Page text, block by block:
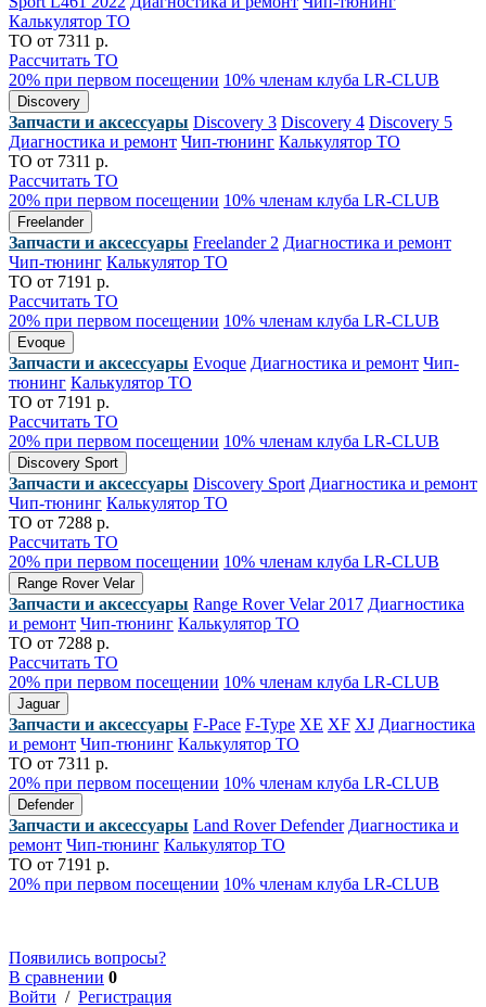
Калькулятор ТО
ТО от 7311 р.
Рассчитать ТО
20% при первом посещении 10% членам клуба LR-CLUB
Discovery
Запчасти и аксессуары Discovery 3 Discovery 4 Discovery 5
Диагностика и ремонт Чип-тюнинг Калькулятор ТО
ТО от 7311 р.
Рассчитать ТО
20% при первом посещении 10% членам клуба LR-CLUB
Freelander
Запчасти и аксессуары Freelander 2 Диагностика и ремонт
Чип-тюнинг Калькулятор ТО
ТО от 7191 р.
Рассчитать ТО
20% при первом посещении 10% членам клуба LR-CLUB
Evoque
Запчасти и аксессуары Evoque Диагностика и ремонт Чип-
тюнинг Калькулятор ТО
ТО от 7191 р.
Рассчитать ТО
20% при первом посещении 10% членам клуба LR-CLUB
Discovery Sport
Запчасти и аксессуары Discovery Sport Диагностика и ремонт
Чип-тюнинг Калькулятор ТО
ТО от 7288 р.
Рассчитать ТО
20% при первом посещении 10% членам клуба LR-CLUB
Range Rover Velar
Запчасти и аксессуары Range Rover Velar 2017 Диагностика
и ремонт Чип-тюнинг Калькулятор ТО
ТО от 7288 р.
Рассчитать ТО
20% при первом посещении 10% членам клуба LR-CLUB
Jaguar
Запчасти и аксессуары F-Pace F-Type XE XF XJ Диагностика
и ремонт Чип-тюнинг Калькулятор ТО
ТО от 7311 р.
20% при первом посещении 10% членам клуба LR-CLUB
Defender
Запчасти и аксессуары Land Rover Defender Диагностика и
ремонт Чип-тюнинг Калькулятор ТО
ТО от 7191 р.
20% при первом посещении 10% членам клуба LR-CLUB
Появились вопросы?
В сравнении 0
Войти / Регистрация